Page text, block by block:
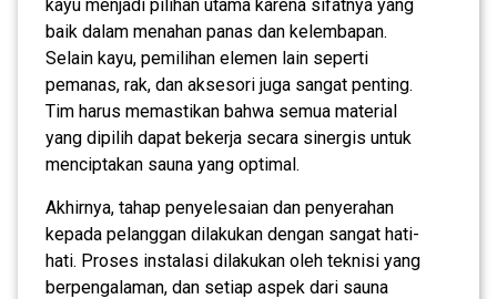
kayu menjadi pilihan utama karena sifatnya yang
baik dalam menahan panas dan kelembapan.
Selain kayu, pemilihan elemen lain seperti
pemanas, rak, dan aksesori juga sangat penting.
Tim harus memastikan bahwa semua material
yang dipilih dapat bekerja secara sinergis untuk
menciptakan sauna yang optimal.
Akhirnya, tahap penyelesaian dan penyerahan
kepada pelanggan dilakukan dengan sangat hati-
hati. Proses instalasi dilakukan oleh teknisi yang
berpengalaman, dan setiap aspek dari sauna